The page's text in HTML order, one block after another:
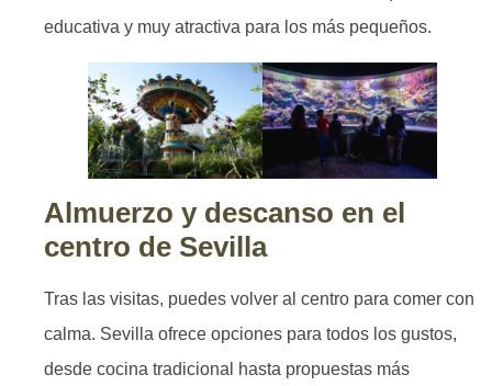
educativa y muy atractiva para los más pequeños.
Almuerzo y descanso en el
centro de Sevilla
Tras las visitas, puedes volver al centro para comer con
calma. Sevilla ofrece opciones para todos los gustos,
desde cocina tradicional hasta propuestas más